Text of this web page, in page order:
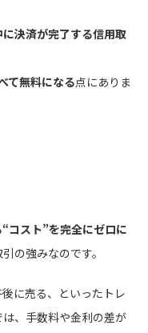
に決済が完了する信用取
て無料になる点にありま
コスト”を完全にゼロに
の強みなのです。
に売る、といったトレ
、手数料や金利の差が